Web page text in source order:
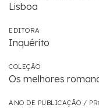
Lisboa
EDITORA
Inquérito
COLEÇÃO
Os melhores
ANO DE PUBLICAÇÃO /